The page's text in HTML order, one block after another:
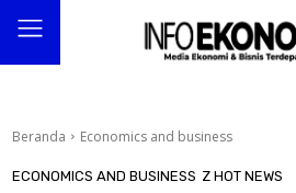
Beranda Economics and business
ECONOMICS AND BUSINESS Z HOT NEWS